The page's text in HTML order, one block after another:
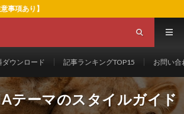
ダウンロード 記事ランキングTOP15 お問い合
テーマのスタイルガイド